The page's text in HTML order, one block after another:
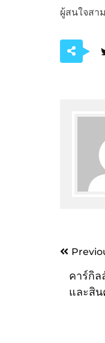
ผู้สนใจสา
Post
คาร์กิล
และสิน